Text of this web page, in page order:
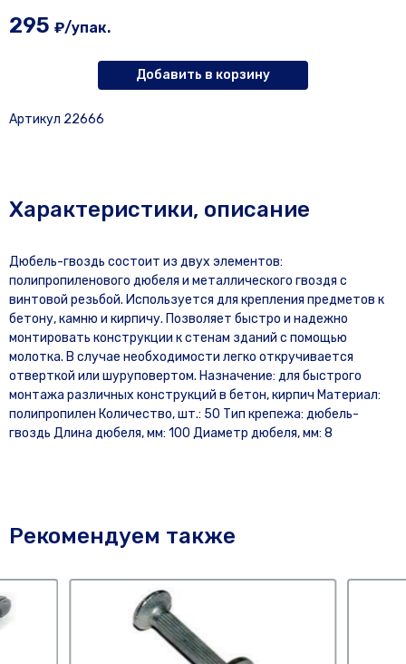
295 ₽/упак.
Добавить в корзину
Артикул 22666
Характеристики, описание
Дюбель-гвоздь состоит из двух элементов:
полипропиленового дюбеля и металлического гвоздя с
винтовой резьбой. Используется для крепления предметов к
бетону, камню и кирпичу. Позволяет быстро и надежно
монтировать конструкции к стенам зданий с помощью
молотка. В случае необходимости легко откручивается
отверткой или шуруповертом. Назначение: для быстрого
монтажа различных конструкций в бетон, кирпич Материал:
полипропилен Количество, шт.: 50 Тип крепежа: дюбель-
гвоздь Длина дюбеля, мм: 100 Диаметр дюбеля, мм: 8
Рекомендуем также